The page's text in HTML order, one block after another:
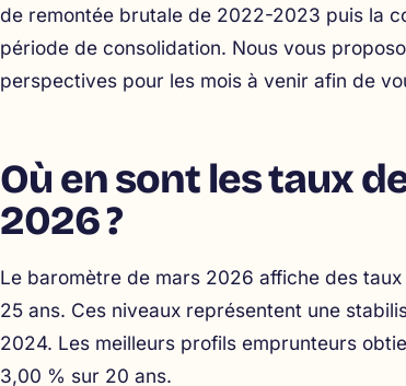
de remontée brutale de 2022-2023 puis la
période de consolidation. Nous vous
perspectives pour les mois à venir afin de
Où en sont les taux
2026 ?
Le baromètre de mars 2026 affiche des
25 ans. Ces niveaux représentent une
2024. Les meilleurs profils emprunteurs
3,00 % sur 20 ans.